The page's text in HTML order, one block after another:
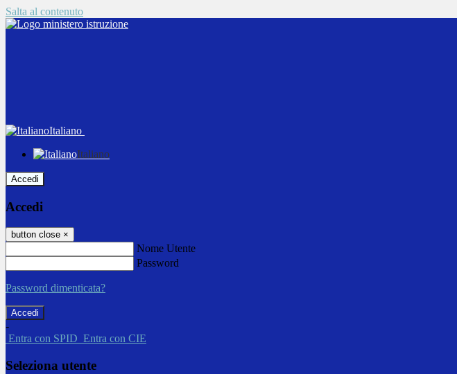
Salta al contenuto
Italiano
Italiano
Accedi
Accedi
button close ×
Nome Utente
Password
Password dimenticata?
-
Entra con SPID Entra con CIE
Seleziona utente